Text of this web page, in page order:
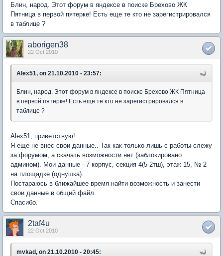
Блин, народ. Этот форум в яндексе в поиске Брехово ЖК
Пятница в первой пятерке! Есть еще те кто не зарегистрировался
в таблице ?
aborigen38
22 Oct 2010
Alex51, on 21.10.2010 - 23:57:
Блин, народ. Этот форум в яндексе в поиске Брехово ЖК Пятница
в первой пятерке! Есть еще те кто не зарегистрировался в
таблице ?
Alex51, приветствую!
Я еще не внес свои данные.. Так как только лишь с работы слежу
за форумом, а скачать возможности нет (заблокировано
админом). Мои данные - 7 корпус, секция 4(5-2тш), этаж 15, № 2
на площадке (однушка).
Постараюсь в ближайшее время найти возможность и занести
свои данные в общий файл.
Спасибо.
2taf4u
22 Oct 2010
mvkad, on 21.10.2010 - 20:45: